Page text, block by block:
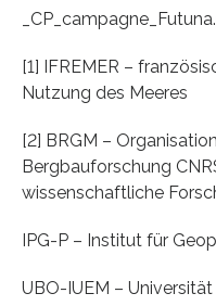
[1] IFREMER –
Nutzung des Meeres
[2] BRGM –
Bergbauforschung
wissenschaftliche
IPG-P – Institut für
UBO-IUEM –